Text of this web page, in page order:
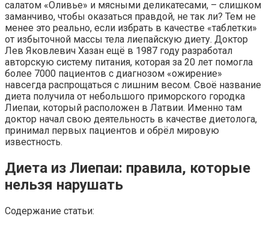
салатом «Оливье» и мясными деликатесами, – слишком
заманчиво, чтобы оказаться правдой, не так ли? Тем не
менее это реально, если избрать в качестве «таблетки»
от избыточной массы тела лиепайскую диету. Доктор
Лев Яковлевич Хазан ещё в 1987 году разработал
авторскую систему питания, которая за 20 лет помогла
более 7000 пациентов с диагнозом «ожирение»
навсегда распрощаться с лишним весом. Своё название
диета получила от небольшого приморского городка
Лиепаи, который расположен в Латвии. Именно там
доктор начал свою деятельность в качестве диетолога,
принимал первых пациентов и обрёл мировую
известность.
Диета из Лиепаи: правила, которые
нельзя нарушать
Содержание статьи: